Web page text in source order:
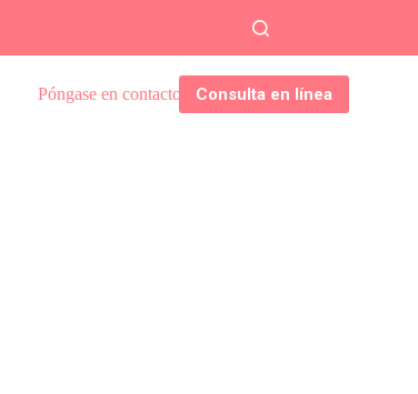
Póngase en contacto con ES
Consulta en línea